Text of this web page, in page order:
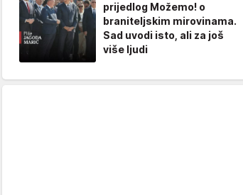
prijedlog Možemo! o
braniteljskim mirovinama.
Sad uvodi isto, ali za još
više ljudi